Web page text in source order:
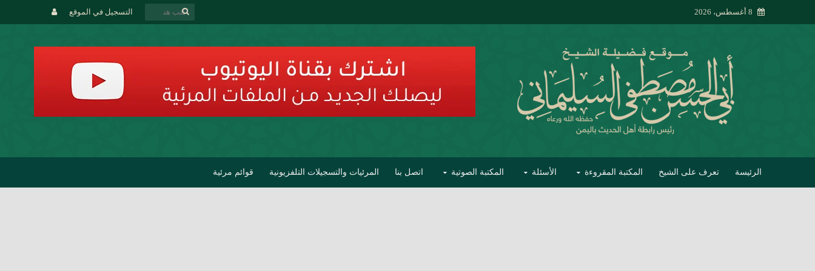
التسجيل في الموقع 8 أغسطس، 2026
الرئيسة تعرف على الشيخ المكتبة المقروءة الأسئلة المكتبة الصوتية اتصل بنا المرئيات والتسجيلات التلفزيونية قوائم مرئية